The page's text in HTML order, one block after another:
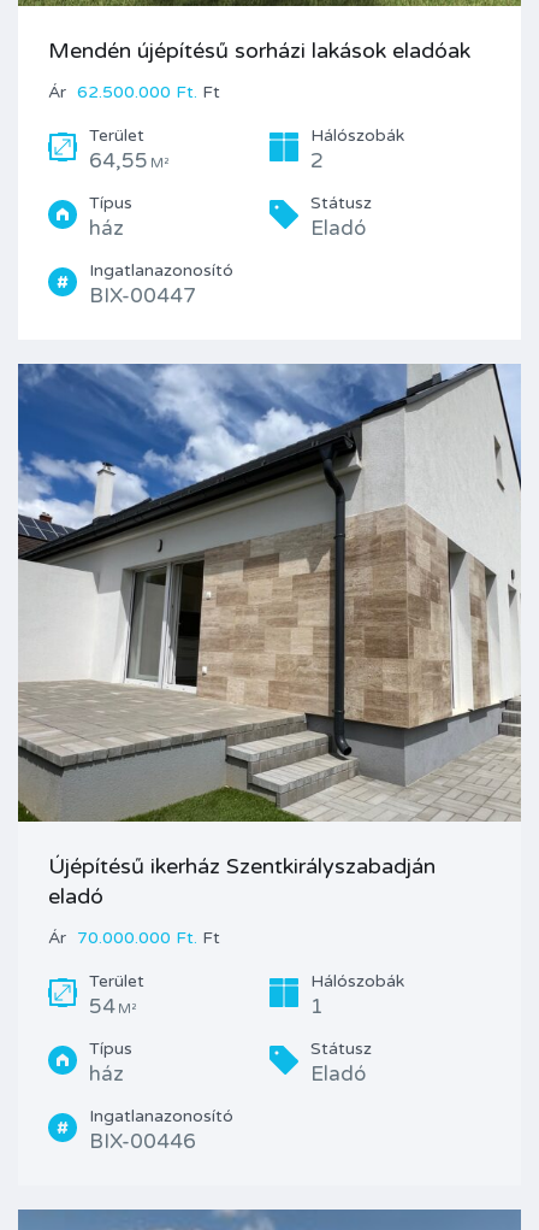
Mendén újépítésű sorházi lakások eladóak
Ár 62.500.000 Ft. Ft
Terület
64,55 M²
Hálószobák
2
Típus
ház
Státusz
Eladó
Ingatlanazonosító
BIX-00447
Újépítésű ikerház Szentkirályszabadján
eladó
Ár 70.000.000 Ft. Ft
Terület
54 M²
Hálószobák
1
Típus
ház
Státusz
Eladó
Ingatlanazonosító
BIX-00446